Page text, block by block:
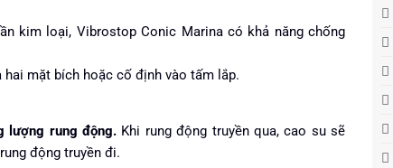
kim loại, Vibrostop Conic Marina có khả năng chống
mặt bích hoặc cố định vào tấm lắp.
lượng rung động. Khi rung động truyền qua, cao su sẽ
động truyền đi.